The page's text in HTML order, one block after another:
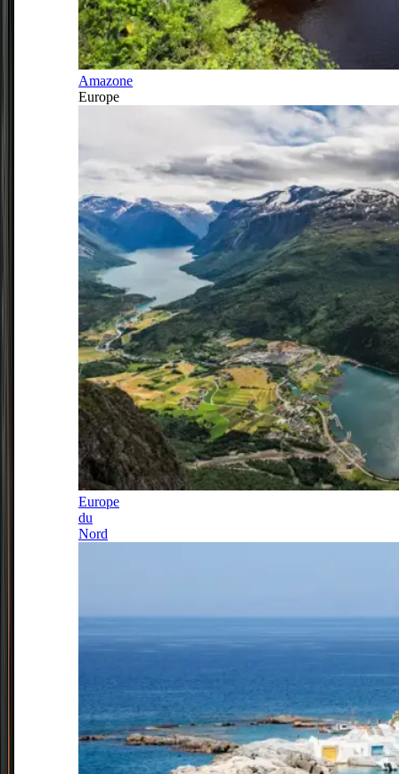
Amazone
Europe
Europe
du
Nord